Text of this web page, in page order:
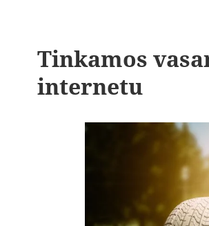
Tinkamos
internetu